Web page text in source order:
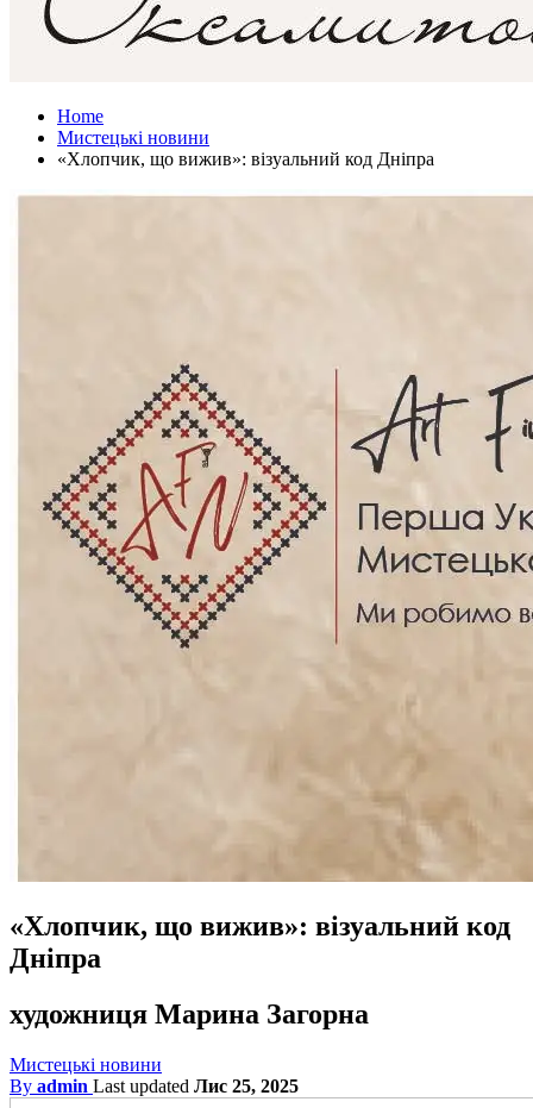
Home
Мистецькі новини
«Хлопчик, що вижив»: візуальний код Дніпра
«Хлопчик, що вижив»: візуальний код
Дніпра
художниця Марина Загорна
Мистецькі новини
By admin Last updated Лис 25, 2025